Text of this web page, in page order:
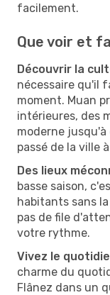
facilement.
Que voir et
Découvrir la
nécessaire qu'il
moment. Muan
intérieures, des
moderne
passé de la ville
Des lieux
basse saison,
habitants sans
pas de file
votre rythme.
Vivez le
charme du
Flânez dans un